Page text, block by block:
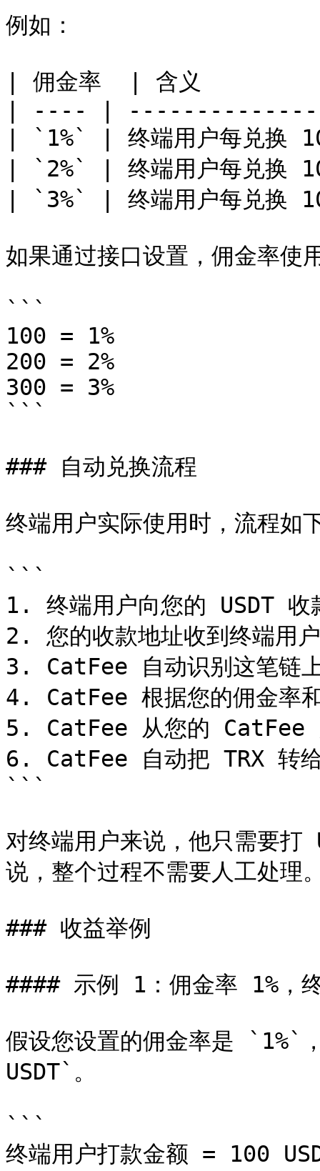
例如：
| 佣金率  | 含义
| ---- |
| `1%` | 终端用户每兑换
| `2%` | 终端用户每兑换
| `3%` | 终端用户每兑换
如果通过接口设置，佣金率使
```
100 = 1%
200 = 2%
300 = 3%
```
### 自动兑换流程
终端用户实际使用时，流程如
```
1. 终端用户向您的 USDT 收
2. 您的收款地址收到终端用
3. CatFee 自动识别这笔链
4. CatFee 根据您的佣金率
5. CatFee 从您的 CatFee
6. CatFee 自动把 TRX 转
```
对终端用户来说，他只需要打
说，整个过程不需要人工处理
### 收益举例
#### 示例 1：佣金率 1%，
假设您设置的佣金率是 `1%`
USDT`。
```
终端用户打款金额 = 100